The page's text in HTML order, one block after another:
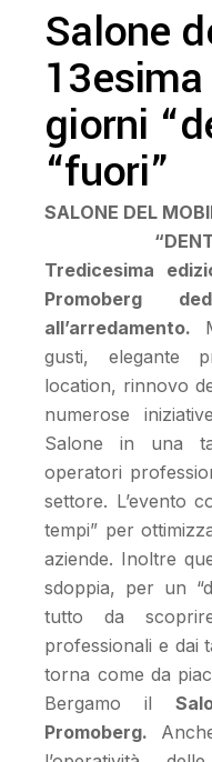
Salone
giorni
“fuori”
SALONE DEL
Tredicesima
Promoberg
all’arredamento.
gusti, elegante
location, rinnovo
numerose
Salone in una
operatori
settore. L’evento
tempi” per
aziende. Inoltre
sdoppia, per un
tutto da
professionali e dai
torna come da
Bergamo il
Promoberg.